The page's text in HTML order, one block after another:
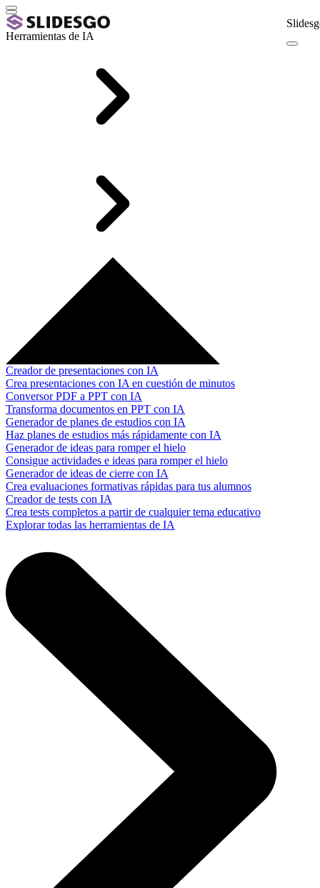
Herramientas de IA
Creador de presentaciones con IA
Crea presentaciones con IA en cuestión de minutos
Conversor PDF a PPT con IA
Transforma documentos en PPT con IA
Generador de planes de estudios con IA
Haz planes de estudios más rápidamente con IA
Generador de ideas para romper el hielo
Consigue actividades e ideas para romper el hielo
Generador de ideas de cierre con IA
Crea evaluaciones formativas rápidas para tus alumnos
Creador de tests con IA
Crea tests completos a partir de cualquier tema educativo
Explorar todas las herramientas de IA